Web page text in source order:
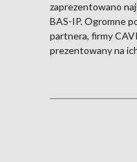
zaprezentowano
BAS-IP. Ogromne
partnera, firmy
prezentowany na